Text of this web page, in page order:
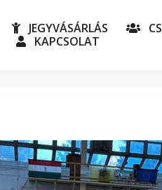
JEGYVÁSÁRLÁS
KAPCSOLAT